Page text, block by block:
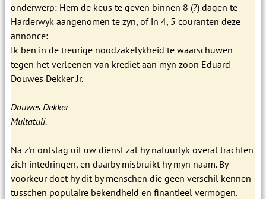
onderwerp: Hem de keus te geven binnen 8 (?) dagen te
Harderwyk aangenomen te zyn, of in 4, 5 couranten deze
annonce:
Ik ben in de treurige noodzakelykheid te waarschuwen
tegen het verleenen van krediet aan myn zoon Eduard
Douwes Dekker Jr.
Douwes Dekker
Multatuli. -
Na z'n ontslag uit uw dienst zal hy natuurlyk overal trachten
zich intedringen, en daarby misbruikt hy myn naam. By
voorkeur doet hy dit by menschen die geen verschil kennen
tusschen populaire bekendheid en finantieel vermogen.